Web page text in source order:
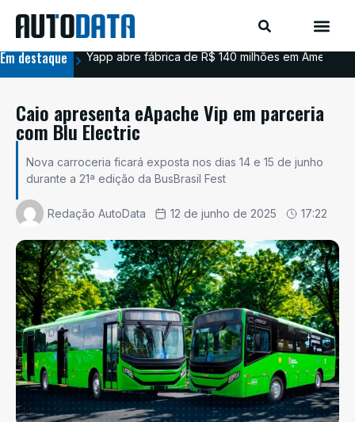
Em destaque Yapp abre fábrica de R$ 140 milhões em
Caio apresenta eApache Vip em parceria
com Blu Electric
Nova carroceria ficará exposta nos dias 14 e 15 de junho
durante a 21ª edição da BusBrasil Fest
Redação AutoData 12 de junho de 2025 17:22